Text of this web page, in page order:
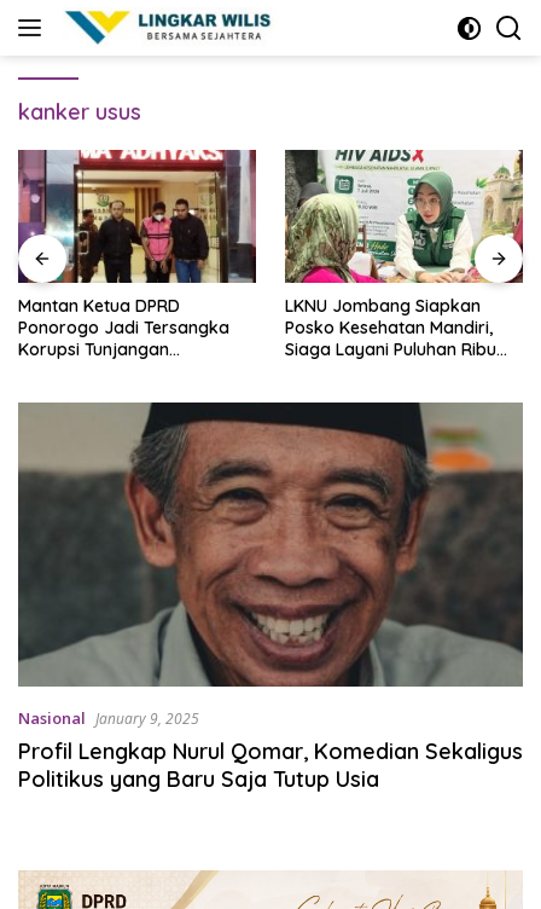
kanker usus
Mantan Ketua DPRD
Ponorogo Jadi Tersangka
Korupsi Tunjangan
LKNU Jombang Siapkan
Posko Kesehatan Mandiri,
Siaga Layani Puluhan Ribu
Nasional January 9, 2025
Profil Lengkap Nurul Qomar, Komedian Sekaligus
Politikus yang Baru Saja Tutup Usia